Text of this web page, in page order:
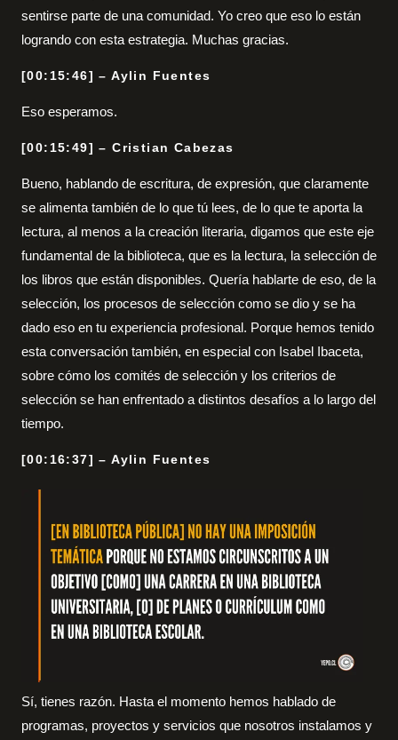
sentirse parte de una comunidad. Yo creo que eso lo están
logrando con esta estrategia. Muchas gracias.
[00:15:46] – Aylin Fuentes
Eso esperamos.
[00:15:49] – Cristian Cabezas
Bueno, hablando de escritura, de expresión, que claramente
se alimenta también de lo que tú lees, de lo que te aporta la
lectura, al menos a la creación literaria, digamos que este eje
fundamental de la biblioteca, que es la lectura, la selección de
los libros que están disponibles. Quería hablarte de eso, de la
selección, los procesos de selección como se dio y se ha
dado eso en tu experiencia profesional. Porque hemos tenido
esta conversación también, en especial con Isabel Ibaceta,
sobre cómo los comités de selección y los criterios de
selección se han enfrentado a distintos desafíos a lo largo del
tiempo.
[00:16:37] – Aylin Fuentes
Sí, tienes razón. Hasta el momento hemos hablado de
programas, proyectos y servicios que nosotros instalamos y